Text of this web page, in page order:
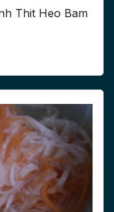
Thit Heo Bam